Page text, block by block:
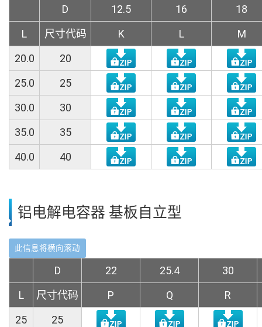
D 12.5 16
18
L
尺寸代码 K L
M
20.0
20
25.0
25
30.0
30
35.0
35
40.0
40
铝电解电容器 基板自立型
D 22 25.4
30
L
尺寸代码 P Q
R
25
25